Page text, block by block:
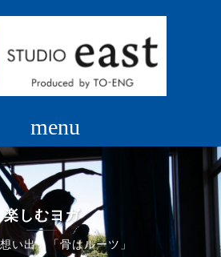
楽しむヨガ
い出」「骨はルーツ」